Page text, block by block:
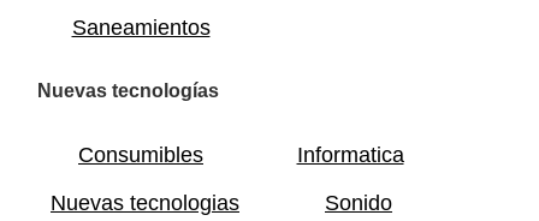
Saneamientos
Nuevas tecnologías
Consumibles
Informatica
Nuevas tecnologias
Sonido